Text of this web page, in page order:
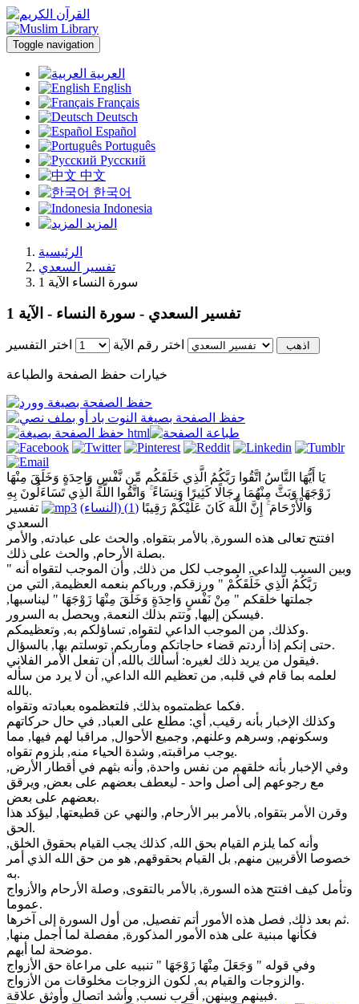
Toggle navigation
العربية
English
Français
Deutsch
Español
Português
Русский
中文
한국어
Indonesia
المزيد
الرئيسية
تفسير السعدي
سورة النساء الآية 1
تفسير السعدي - سورة النساء - الآية 1
اختر رقم الآية اختر التفسير
خيارات حفظ الصفحة والطباعة
يَا أَيُّهَا النَّاسُ اتَّقُوا رَبَّكُمُ الَّذِي خَلَقَكُم مِّن نَّفْسٍ وَاحِدَةٍ وَخَلَقَ مِنْهَا
زَوْجَهَا وَبَثَّ مِنْهُمَا رِجَالًا كَثِيرًا وَنِسَاءً ۚ وَاتَّقُوا اللَّهَ الَّذِي تَسَاءَلُونَ بِهِ
وَالْأَرْحَامَ ۚ إِنَّ اللَّهَ كَانَ عَلَيْكُمْ رَقِيبًا (1) (النساء)
تفسير
السعدي
افتتح تعالى هذه السورة, بالأمر بتقواه, والحث على عبادته, والأمر
بصلة الأرحام, والحث على ذلك.
وبين السبب الداعي, الموجب لكل من ذلك, وأن الموجب لتقواه أنه "
رَبَّكُمُ الَّذِي خَلَقَكُمْ " ورزقكم, ورباكم بنعمه العظيمة, التي من
جملتها خلقكم " مِنْ نَفْسٍ وَاحِدَةٍ وَخَلَقَ مِنْهَا زَوْجَهَا " ليناسبها,
فيسكن إليها, وتتم بذلك النعمة, ويحصل به السرور.
وكذلك, من الموجب الداعي لتقواه, تساؤلكم به, وتعظيمكم.
حتى إنكم إذا أردتم قضاء حاجاتكم ومآربكم, توسلتم بها, بالسؤال.
فيقول من يريد ذلك لغيره: أسألك بالله, أن تفعل الأمر الفلاني.
لعلمه بما قام في قلبه, من تعظيم الله الداعي, أن لا يرد من سأله
بالله.
فكما عظمتموه بذلك, فلتعظموه بعبادته وتقواه.
وكذلك الإخبار بأنه رقيب, أي: مطلع على العباد, في حال حركاتهم
وسكونهم, وسرهم وعلنهم, وجميع الأحوال, مراقبا لهم فيها, مما
يوجب مراقبته, وشدة الحياء منه, بلزوم تقواه.
وفي الإخبار بأنه خلقهم من نفس واحدة, وأنه بثهم في أقطار الأرض,
مع رجوعهم إلى أصل واحد - ليعطف بعضهم على بعض, ويرقق
بعضهم على بعض.
وقرن الأمر بتقواه, بالأمر ببر الأرحام, والنهي عن قطيعتها, ليؤكد هذا
الحق.
وأنه كما يلزم القيام بحق الله, كذلك يجب القيام بحقوق الخلق,
خصوصا الأقربين منهم, بل القيام بحقوقهم, هو من حق الله الذي أمر
به.
وتأمل كيف افتتح هذه السورة, بالأمر بالتقوى, وصلة الأرحام والأزواج
عموما.
ثم بعد ذلك, فصل هذه الأمور أتم تفصيل, من أول السورة إلى آخرها.
فكأنها مبنية على هذه الأمور المذكورة, مفصلة لما أجمل منها,
موضحة لما أبهم.
وفي قوله " وَجَعَلَ مِنْهَا زَوْجَهَا " تنبيه على مراعاة حق الأزواج
والزوجات والقيام به, لكون الزوجات مخلوقات من الأزواج.
فبينهم وبينهن, أقرب نسب, وأشد اتصال وأوثق علاقة.